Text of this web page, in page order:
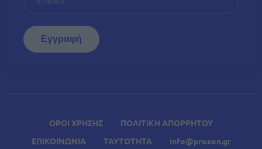
ΟΡΟΙ ΧΡΗΣΗΣ
ΠΟΛΙΤΙΚΗ ΑΠΟΡΡΗΤΟΥ
ΕΠΙΚΟΙΝΩΝΙΑ
ΤΑΥΤΟΤΗΤΑ info@proson.gr